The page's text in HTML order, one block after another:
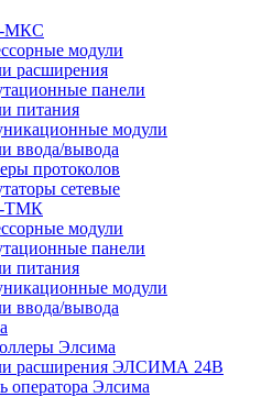
МКС
модули
расширения
панели
питания
модули
ввода/вывода
протоколов
сетевые
ТМК
модули
панели
питания
модули
ввода/вывода
Элсима
расширения ЭЛСИМА 24В
оператора Элсима